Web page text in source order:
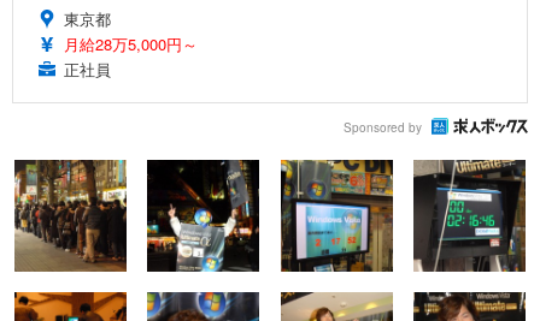
東京都
月給28万5,000円～
正社員
Sponsored by